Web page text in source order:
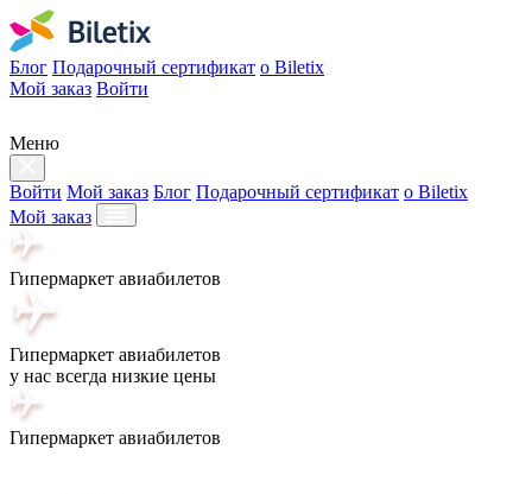
Блог Подарочный сертификат о Biletix
Мой заказ Войти
Меню
Войти Мой заказ Блог Подарочный сертификат о Biletix
Мой заказ
Гипермаркет авиабилетов
Гипермаркет авиабилетов
у нас всегда низкие цены
Гипермаркет авиабилетов